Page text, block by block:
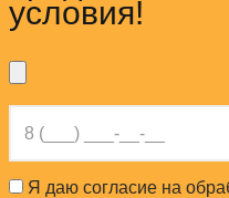
условия!
Я даю согласие на